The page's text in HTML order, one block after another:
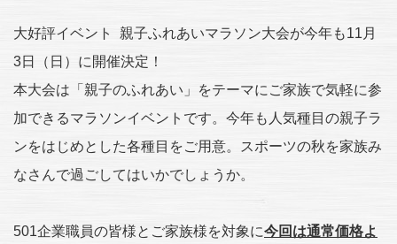
大好評イベント 親子ふれあいマラソン大会が今年も11月
3日（日）に開催決定！
本大会は「親子のふれあい」をテーマにご家族で気軽に参
加できるマラソンイベントです。今年も人気種目の親子ラ
ンをはじめとした各種目をご用意。スポーツの秋を家族み
なさんで過ごしてはいかでしょうか。
501企業職員の皆様とご家族様を対象に今回は通常価格よ